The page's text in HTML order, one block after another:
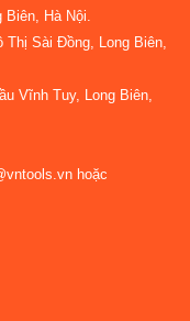
Biên, Hà Nội.
Thị Sài Đồng, Long Biên,
Vĩnh Tuy, Long Biên,
hoặc